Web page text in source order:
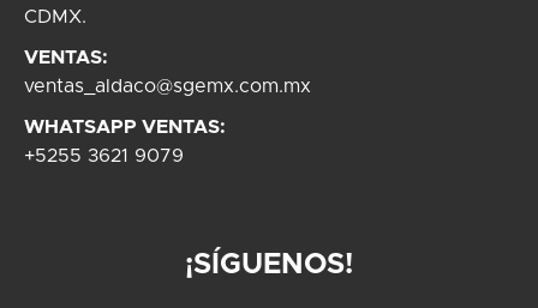
CDMX.
VENTAS:
ventas_aldaco@sgemx.com.mx
WHATSAPP VENTAS:
+5255 3621 9079
¡SÍGUENOS!